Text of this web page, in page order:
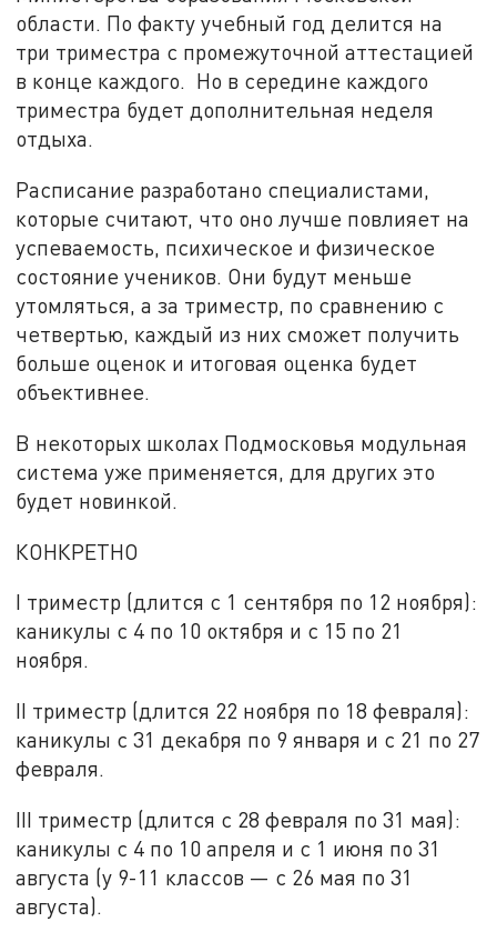
области. По факту учебный год делится на
три триместра с промежуточной аттестацией
в конце каждого. Но в середине каждого
триместра будет дополнительная неделя
отдыха.
Расписание разработано специалистами,
которые считают, что оно лучше повлияет на
успеваемость, психическое и физическое
состояние учеников. Они будут меньше
утомляться, а за триместр, по сравнению с
четвертью, каждый из них сможет получить
больше оценок и итоговая оценка будет
объективнее.
В некоторых школах Подмосковья модульная
система уже применяется, для других это
будет новинкой.
КОНКРЕТНО
I триместр (длится с 1 сентября по 12 ноября):
каникулы с 4 по 10 октября и с 15 по 21
ноября.
II триместр (длится 22 ноября по 18 февраля):
каникулы с 31 декабря по 9 января и с 21 по 27
февраля.
III триместр (длится с 28 февраля по 31 мая):
каникулы с 4 по 10 апреля и с 1 июня по 31
августа (у 9-11 классов — с 26 мая по 31
августа).